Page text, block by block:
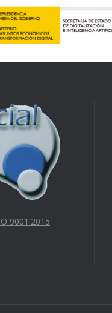
9001:2015